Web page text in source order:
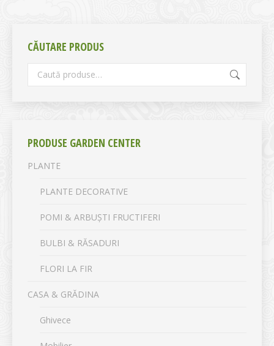
CĂUTARE PRODUS
PRODUSE GARDEN CENTER
PLANTE
PLANTE DECORATIVE
POMI & ARBUȘTI FRUCTIFERI
BULBI & RĂSADURI
FLORI LA FIR
CASA & GRĂDINA
Ghivece